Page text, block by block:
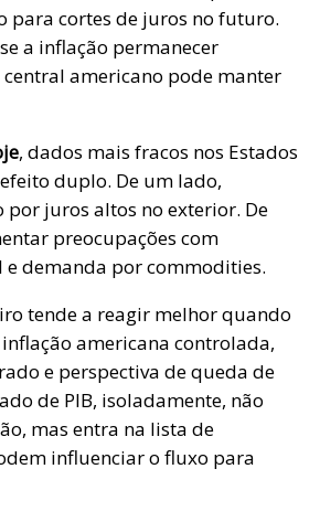
para cortes de juros no futuro.
a inflação permanecer
central americano pode manter
, dados mais fracos nos Estados
duplo. De um lado,
por juros altos no exterior. De
preocupações com
demanda por commodities.
tende a reagir melhor quando
americana controlada,
e perspectiva de queda de
de PIB, isoladamente, não
mas entra na lista de
influenciar o fluxo para